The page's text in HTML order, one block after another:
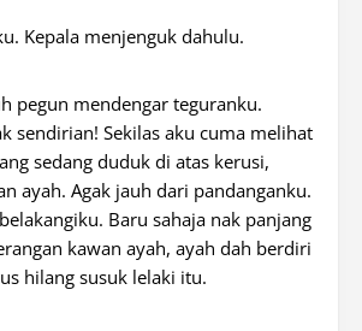
Kepala menjenguk dahulu.
pegun mendengar teguranku.
sendirian! Sekilas aku cuma melihat
sedang duduk di atas kerusi,
ayah. Agak jauh dari pandanganku.
Baru sahaja nak panjang
kawan ayah, ayah dah berdiri
hilang susuk lelaki itu.